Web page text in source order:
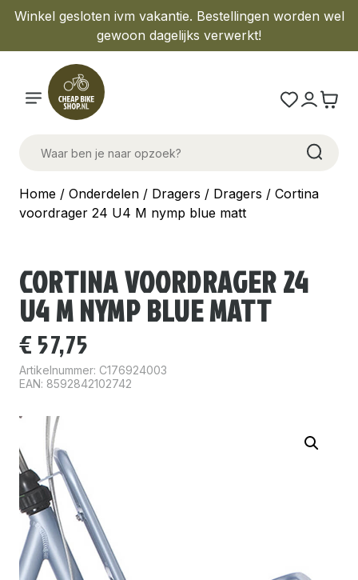
Winkel gesloten ivm vakantie. Bestellingen worden wel
gewoon dagelijks verwerkt!
Home / Onderdelen / Dragers / Dragers / Cortina
voordrager 24 U4 M nymp blue matt
CORTINA VOORDRAGER 24
U4 M NYMP BLUE MATT
€ 57,75
Artikelnummer: C176924003
EAN: 8592842102742